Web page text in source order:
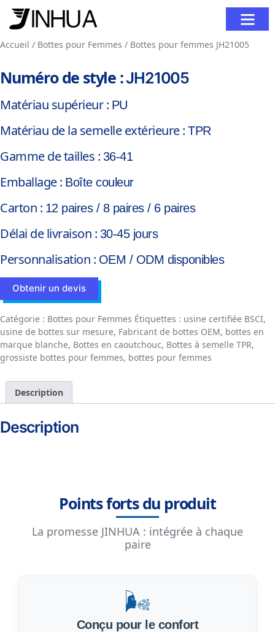
Accueil / Bottes pour Femmes / Bottes pour femmes JH21005
Numéro de style :JH21005
Matériau supérieur : PU
Matériau de la semelle extérieure : TPR
Gamme de tailles : 36-41
Emballage : Boîte couleur
Carton : 12 paires / 8 paires / 6 paires
Délai de livraison : 30-45 jours
Personnalisation : OEM / ODM disponibles
Obtenir un devis
Catégorie : Bottes pour Femmes Étiquettes : usine certifiée BSCI,
usine de bottes sur mesure, Fabricant de bottes OEM, bottes en
marque blanche, Bottes en caoutchouc, Bottes à semelle TPR,
grossiste bottes pour femmes, bottes pour femmes
Description
Description
Points forts du produit
La promesse JINHUA : intégrée à chaque
paire
🌬️
Conçu pour le confort